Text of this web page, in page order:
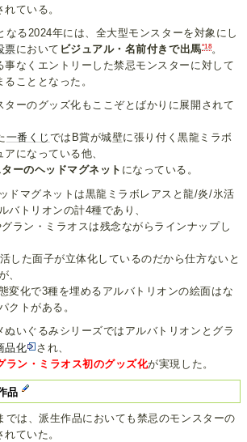
ている。
なる2024年には、全大型モンスターを対象にし
票において ビジュアル・名前付きで出馬*18。
事なくエントリーした禁忌モンスターに対して
こととなった。
ターのグッズ化もここぞとばかりに展開されて
一番くじ ではB賞が城壁に張り付く黒龍ミラボ
になっている他、
ーのヘッドマグネット になっている。
ドマグネットは黒龍ミラボレアスと龍/炎/氷活
バトリオンの計4種であり、
ラン・ミラオスは残念ながらラインナップし
した面子が立体化しているのだから仕方ないと
、
変化で3種を埋めるアルバトリオンの絵面はな
クトがある。
ぬいぐるみシリーズではアルバトリオンとグラ
品化
され、
ラン・ミラオス初のグッズ化が実現した。
品
では、派生作品においても禁忌のモンスターの
ていた。